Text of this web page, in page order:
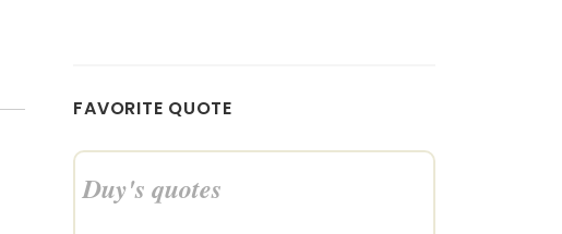
FAVORITE QUOTE
Duy's quotes